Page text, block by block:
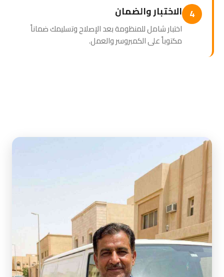
4 الاختبار والضمان
اختبار شامل للمنظومة بعد الإصلاح وتسليمك ضماناً
مكتوباً على الكمبروسر والعمل.